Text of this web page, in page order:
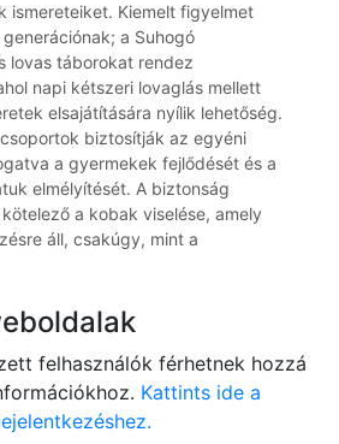
ismereteiket. Kiemelt figyelmet
a Suhogó
lovas táborokat rendez
napi kétszeri lovaglás mellett
elsajátítására nyílik lehetőség.
biztosítják az egyéni
a gyermekek fejlődését és a
elmélyítését. A biztonság
a kobak viselése, amely
áll, csakúgy, mint a
felhasználók férhetnek hozzá
Kattints ide a